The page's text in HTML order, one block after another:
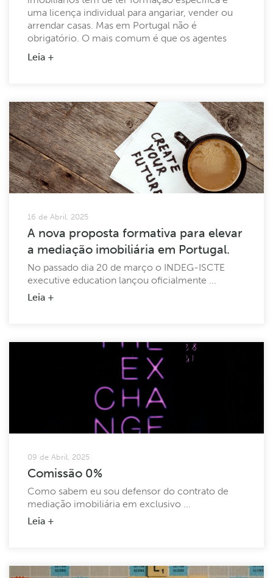
uma licença individual para angariar, vender ou
arrendar casas. Mas em Portugal não é
obrigatório. O mais comum é que os agentes
imobiliários trabalhem sob alçada do
licenciamento obtido pela mediadora
e vende casas, para as mediadoras imobiliárias e
até para estes profissionais? ...
Leia +
16 de Abril, 2025
A nova proposta formativa para elevar
a mediação imobiliária em Portugal.
No passado dia 20 de março o INDEG-ISCTE
executive education lançou oficialmente ...
Leia +
09 de Abril, 2025
Comissão 0%
Como sabem eu sou defensor do contrato de
mediação imobiliária em exclusivo ...
Leia +